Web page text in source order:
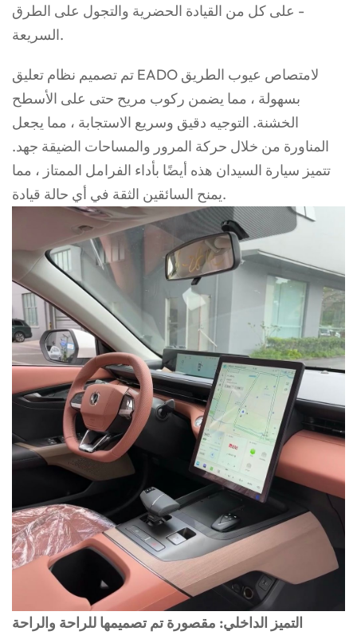
- على كل من القيادة الحضرية والتجول على الطرق
السريعة.
تم تصميم نظام تعليق EADO لامتصاص عيوب الطريق
بسهولة ، مما يضمن ركوب مريح حتى على الأسطح
الخشنة. التوجيه دقيق وسريع الاستجابة ، مما يجعل
المناورة من خلال حركة المرور والمساحات الضيقة جهد.
تتميز سيارة السيدان هذه أيضًا بأداء الفرامل الممتاز ، مما
يمنح السائقين الثقة في أي حالة قيادة.
التميز الداخلي: مقصورة تم تصميمها للراحة والراحة